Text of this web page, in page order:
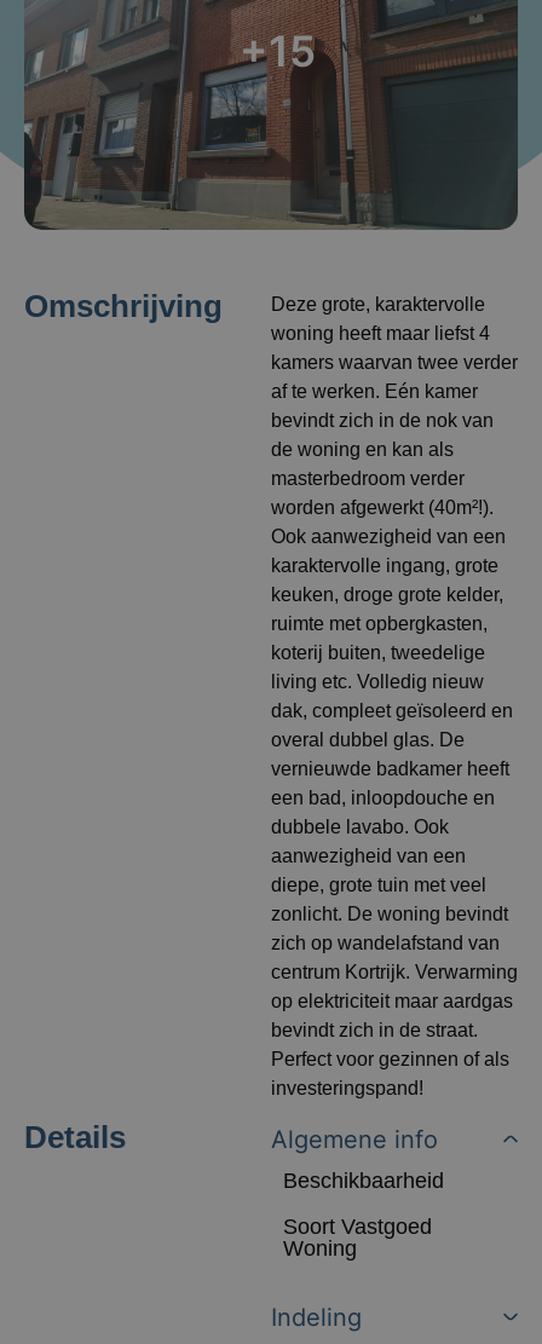
+15
Omschrijving
Deze grote, karaktervolle
woning heeft maar liefst 4
kamers waarvan twee verder
af te werken. Eén kamer
bevindt zich in de nok van
de woning en kan als
masterbedroom verder
worden afgewerkt (40m²!).
Ook aanwezigheid van een
karaktervolle ingang, grote
keuken, droge grote kelder,
ruimte met opbergkasten,
koterij buiten, tweedelige
living etc. Volledig nieuw
dak, compleet geïsoleerd en
overal dubbel glas. De
vernieuwde badkamer heeft
een bad, inloopdouche en
dubbele lavabo. Ook
aanwezigheid van een
diepe, grote tuin met veel
zonlicht. De woning bevindt
zich op wandelafstand van
centrum Kortrijk. Verwarming
op elektriciteit maar aardgas
bevindt zich in de straat.
Perfect voor gezinnen of als
investeringspand!
Details Algemene info
Beschikbaarheid
Soort Vastgoed
Woning
Indeling